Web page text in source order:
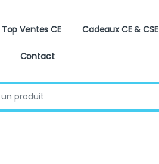
Top Ventes CE Cadeaux CE & CSE
Contact